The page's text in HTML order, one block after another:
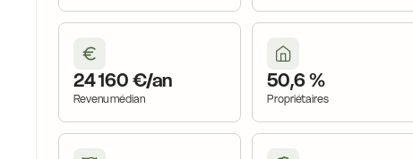
24 160 €/an
Revenu médian
50,6 %
Propriétaires